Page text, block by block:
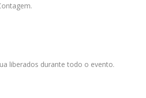
liberados durante todo o evento.